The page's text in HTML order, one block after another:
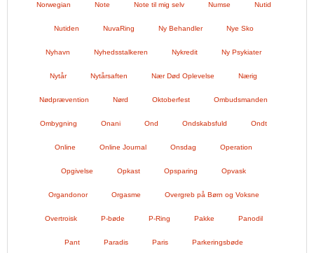
Norwegian Note Note til mig selv Numse Nutid
Nutiden NuvaRing Ny Behandler Nye Sko
Nyhavn Nyhedsstalkeren Nykredit Ny Psykiater
Nytår Nytårsaften Nær Død Oplevelse Nærig
Nødprævention Nørd Oktoberfest Ombudsmanden
Ombygning Onani Ond Ondskabsfuld Ondt
Online Online Journal Onsdag Operation
Opgivelse Opkast Opsparing Opvask
Organdonor Orgasme Overgreb på Børn og Voksne
Overtroisk P-bøde P-Ring Pakke Panodil
Pant Paradis Paris Parkeringsbøde